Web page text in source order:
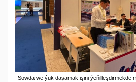
Söwda we ýük daşamak işini ýeňilleşdirmekde